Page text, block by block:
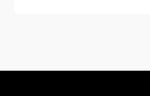
Ürün resmi kalitesiz, bozuk veya